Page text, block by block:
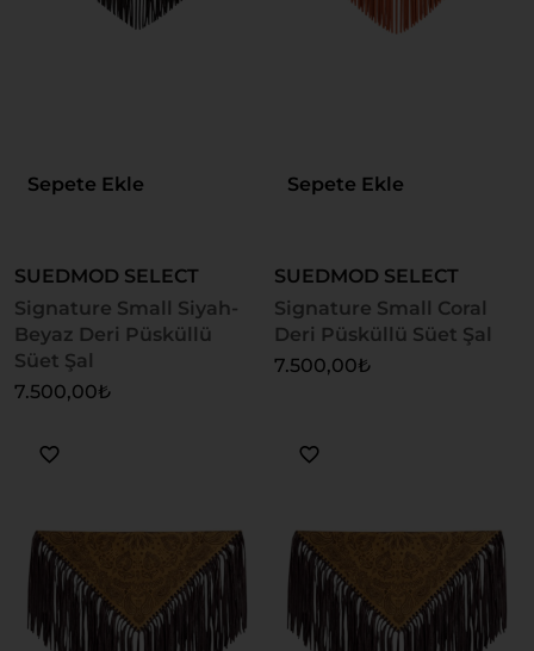
Sepete Ekle
SUEDMOD SELECT
Signature Small Siyah-
Beyaz Deri Püsküllü
Süet Şal
7.500,00₺
Sepete Ekle
SUEDMOD SELECT
Signature Small Coral
Deri Püsküllü Süet Şal
7.500,00₺